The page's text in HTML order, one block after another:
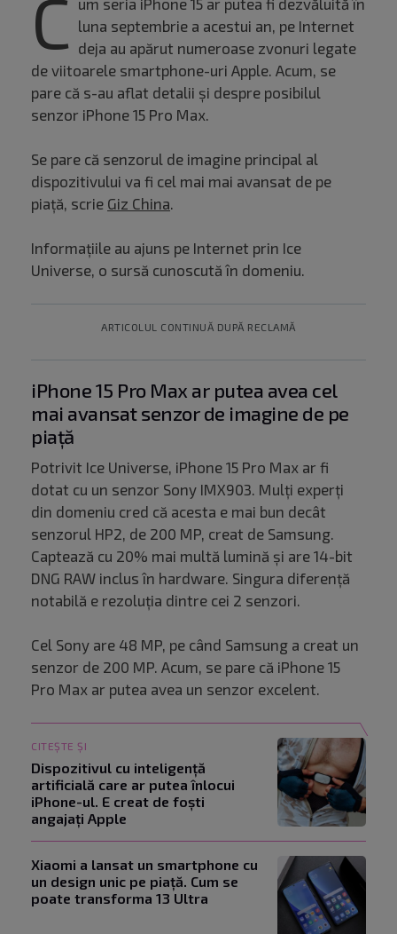
C um seria iPhone 15 ar putea fi dezvăluită în
luna septembrie a acestui an, pe Internet
deja au apărut numeroase zvonuri legate
de viitoarele smartphone-uri Apple. Acum, se
pare că s-au aflat detalii și despre posibilul
senzor iPhone 15 Pro Max.
Se pare că senzorul de imagine principal al
dispozitivului va fi cel mai mai avansat de pe
piață, scrie Giz China.
Informațiile au ajuns pe Internet prin Ice
Universe, o sursă cunoscută în domeniu.
ARTICOLUL CONTINUĂ DUPĂ RECLAMĂ
iPhone 15 Pro Max ar putea avea cel
mai avansat senzor de imagine de pe
piață
Potrivit Ice Universe, iPhone 15 Pro Max ar fi
dotat cu un senzor Sony IMX903. Mulți experți
din domeniu cred că acesta e mai bun decât
senzorul HP2, de 200 MP, creat de Samsung.
Captează cu 20% mai multă lumină și are 14-bit
DNG RAW inclus în hardware. Singura diferență
notabilă e rezoluția dintre cei 2 senzori.
Cel Sony are 48 MP, pe când Samsung a creat un
senzor de 200 MP. Acum, se pare că iPhone 15
Pro Max ar putea avea un senzor excelent.
CITEȘTE ȘI
Dispozitivul cu inteligență
artificială care ar putea înlocui
iPhone-ul. E creat de foști
angajați Apple
Xiaomi a lansat un smartphone cu
un design unic pe piață. Cum se
poate transforma 13 Ultra